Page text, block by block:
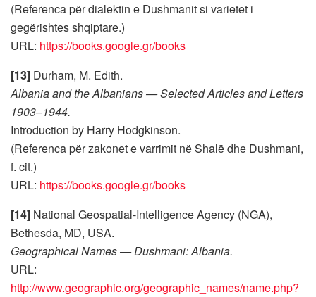
(Referenca për dialektin e Dushmanit si varietet i
gegërishtes shqiptare.)
URL: https://books.google.gr/books
[13] Durham, M. Edith.
Albania and the Albanians — Selected Articles and Letters
1903–1944.
Introduction by Harry Hodgkinson.
(Referenca për zakonet e varrimit në Shalë dhe Dushmani,
f. cit.)
URL: https://books.google.gr/books
[14] National Geospatial-Intelligence Agency (NGA),
Bethesda, MD, USA.
Geographical Names — Dushmani: Albania.
URL:
http://www.geographic.org/geographic_names/name.php?